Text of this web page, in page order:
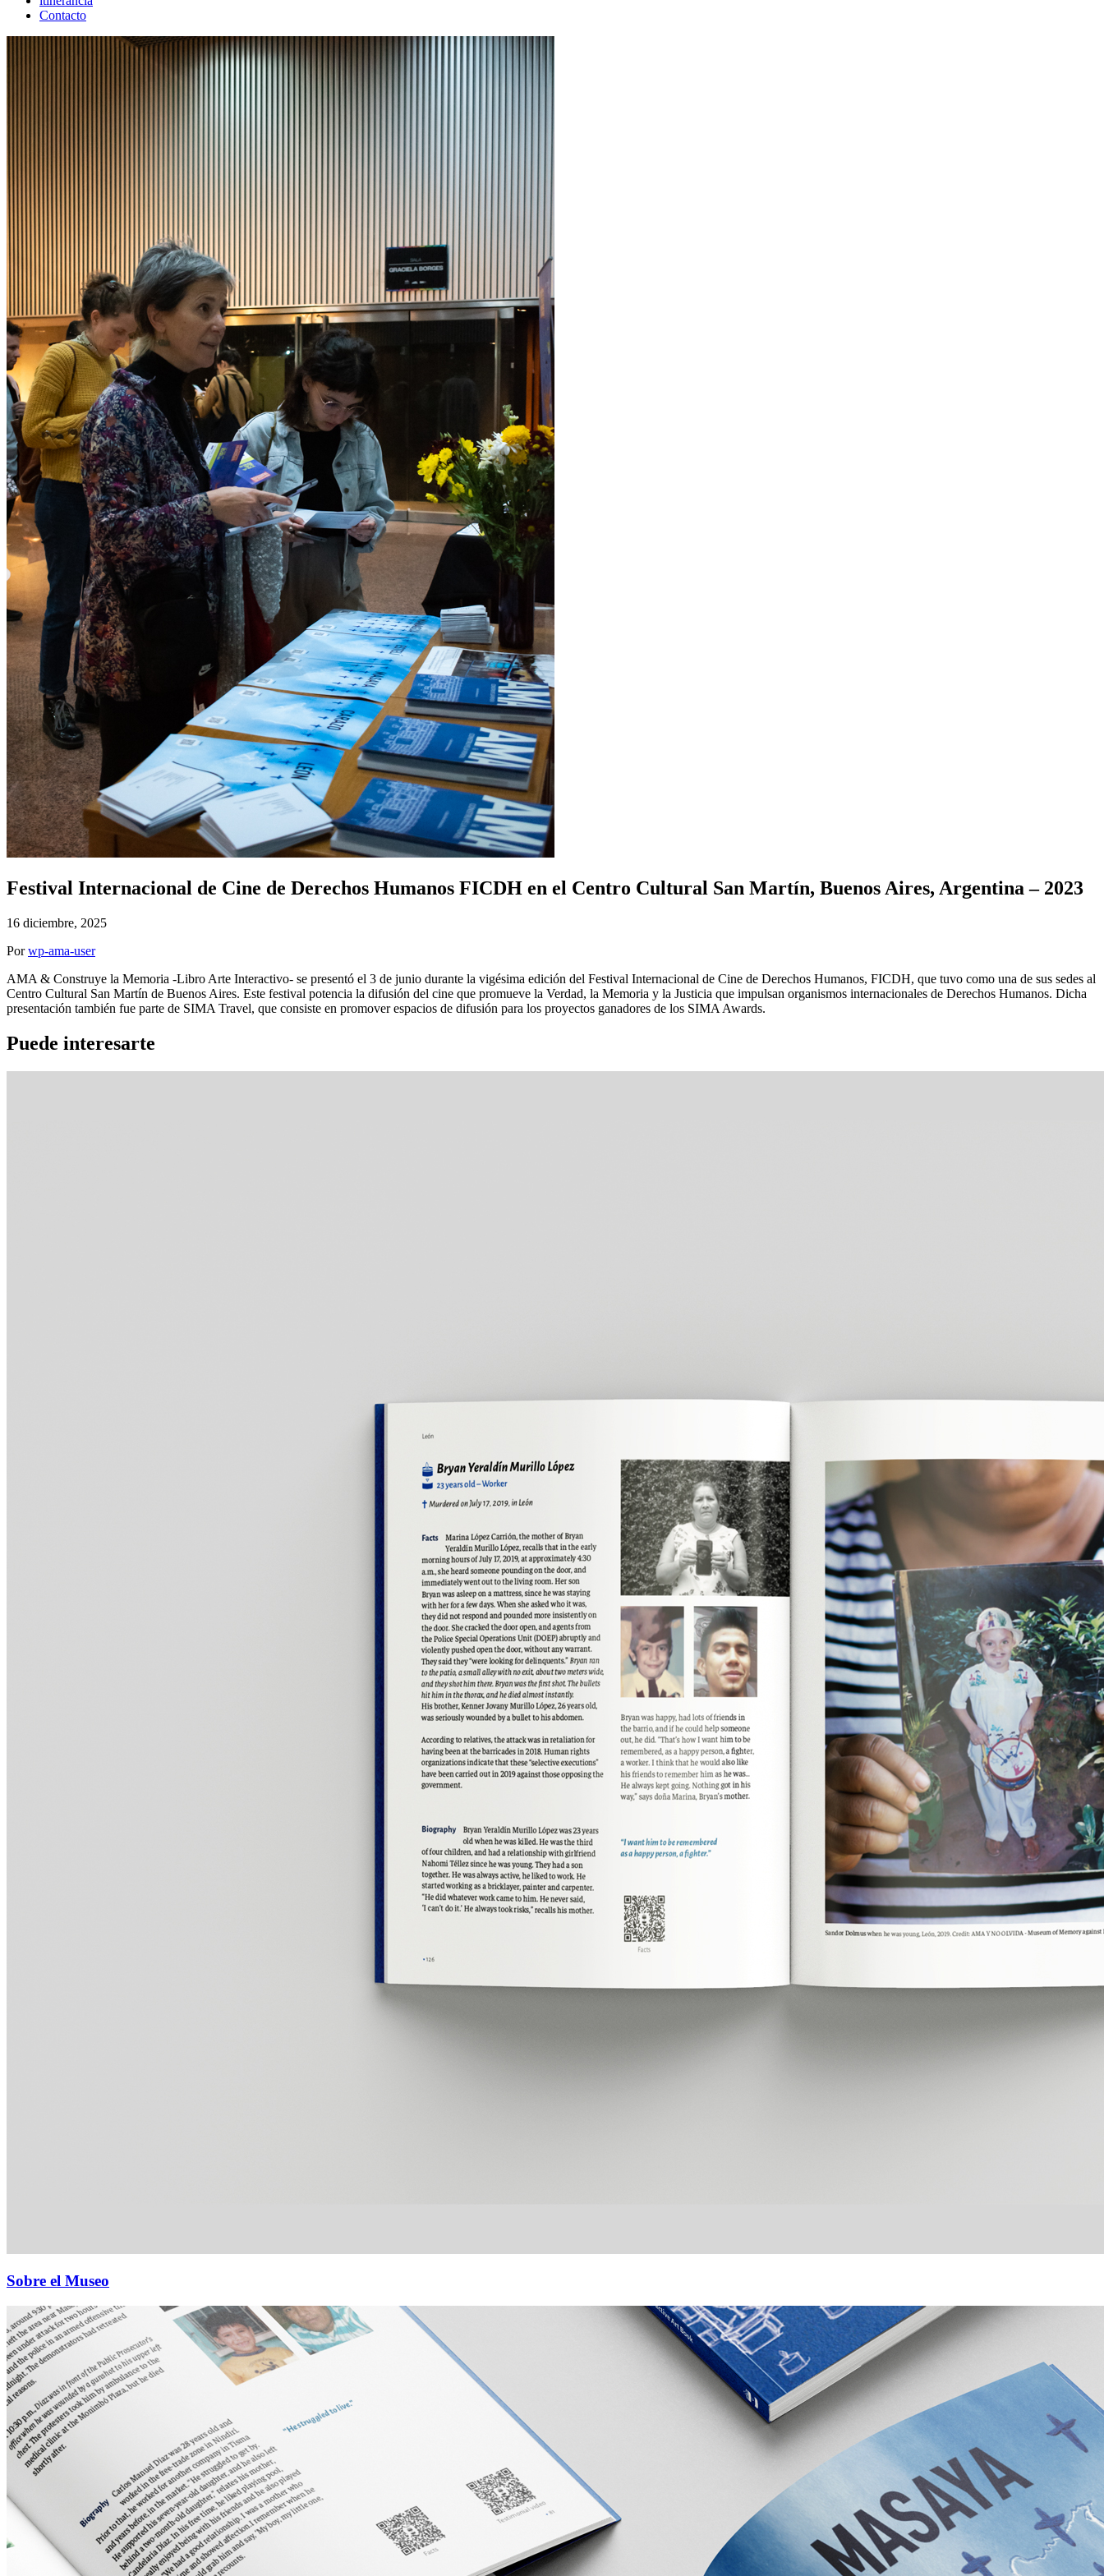
Contacto
Festival Internacional de Cine de Derechos Humanos FICDH en el Centro Cultural San Martín, Buenos Aires, Argentina – 2023
16 diciembre, 2025
Por wp-ama-user
AMA & Construye la Memoria -Libro Arte Interactivo- se presentó el 3 de junio durante la vigésima edición del Festival Internacional de Cine de Derechos Humanos, FICDH, que tuvo como una de sus sedes al
Centro Cultural San Martín de Buenos Aires. Este festival potencia la difusión del cine que promueve la Verdad, la Memoria y la Justicia que impulsan organismos internacionales de Derechos Humanos. Dicha
presentación también fue parte de SIMA Travel, que consiste en promover espacios de difusión para los proyectos ganadores de los SIMA Awards.
Puede interesarte
Sobre el Museo